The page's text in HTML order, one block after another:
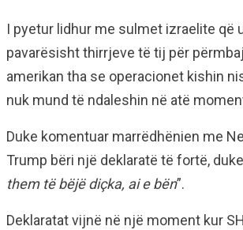
I pyetur lidhur me sulmet izraelite që
pavarësisht thirrjeve të tij për
amerikan tha se operacionet kishin
nuk mund të ndaleshin në atë
Duke komentuar marrëdhënien me
Trump bëri një deklaratë të fortë,
them të bëjë diçka, ai e bën”.
Deklaratat vijnë në një moment kur